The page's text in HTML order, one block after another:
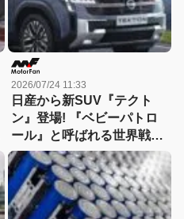
2026/07/24 11:33
日産から新SUV『テクト
ン』登場! 『ベビーパトロ
ール』と呼ばれる世界戦略
車の正体とは? 日本導入の
可能性は?